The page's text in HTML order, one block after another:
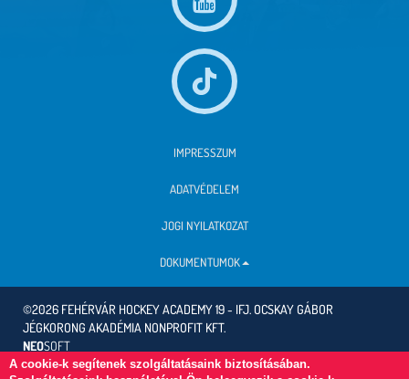
A cookie-k segítenek szolgáltatásaink biztosításában.
IMPRESSZUM
ADATVÉDELEM
JOGI NYILATKOZAT
DOKUMENTUMOK
©2026 FEHÉRVÁR HOCKEY ACADEMY 19 - IFJ. OCSKAY GÁBOR
JÉGKORONG AKADÉMIA NONPROFIT KFT.
NEOSOFT